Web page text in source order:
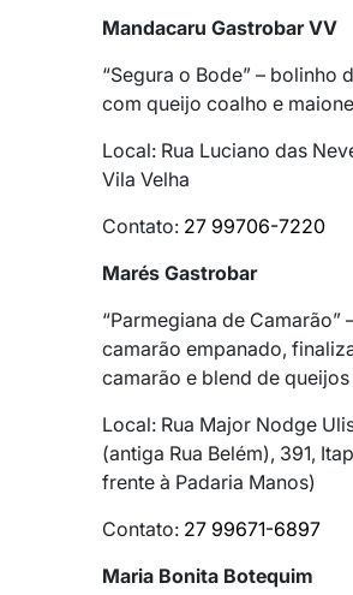
Mandacaru Gastrobar VV
“Segura o Bode” – bolinho
com queijo coalho e
Local: Rua Luciano das
Vila Velha
Contato: 27 99706-7220
Marés Gastrobar
“Parmegiana de Camarão”
camarão empanado,
camarão e blend de
Local: Rua Major Nodge
(antiga Rua Belém), 391,
frente à Padaria Manos)
Contato: 27 99671-6897
Maria Bonita Botequim